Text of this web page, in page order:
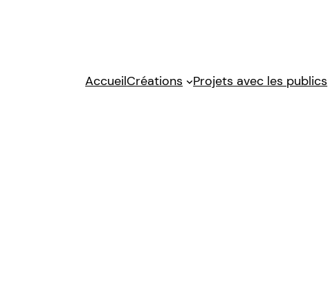
AccueilCréations Projets avec les publics